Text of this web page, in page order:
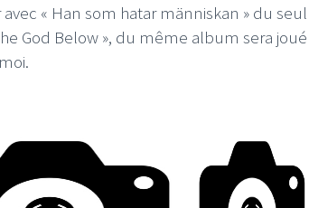
« Han som hatar människan » du
God Below », du même album sera